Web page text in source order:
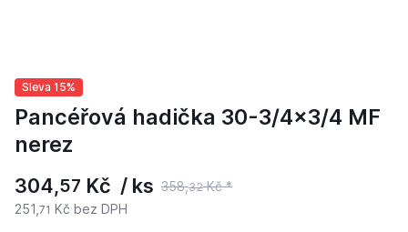
Sleva 15%
Pancéřová hadička 30-3/4x3/4 MF
nerez
304,57 Kč / ks 358,32Kč *
251, 71 Kč bez DPH